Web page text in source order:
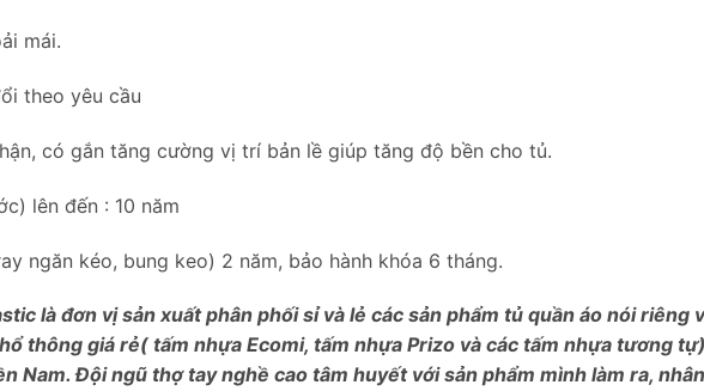
mái.
theo yêu cầu
có gắn tăng cường vị trí bản lề giúp tăng độ bền cho tủ.
lên đến : 10 năm
ngăn kéo, bung keo) 2 năm, bảo hành khóa 6 tháng.
là đơn vị sản xuất phân phối sỉ và lẻ các sản phẩm tủ quần áo nói riêng
thông giá rẻ( tấm nhựa Ecomi, tấm nhựa Prizo và các tấm nhựa tương
Nam. Đội ngũ thợ tay nghề cao tâm huyết với sản phẩm mình làm ra,